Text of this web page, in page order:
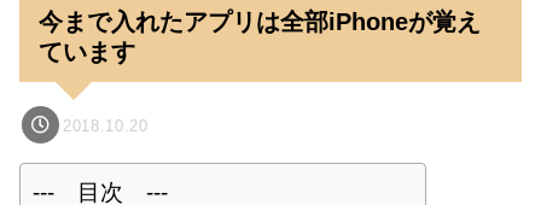
今まで入れたアプリは全部iPhoneが覚え
ています
2018.10.20
--- 目次 ---